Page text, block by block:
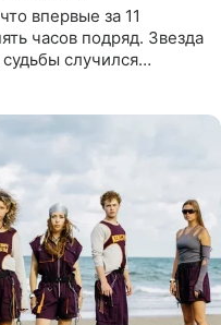
впервые за 11
часов подряд. Звезда
случился